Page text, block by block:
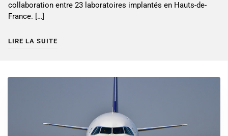
collaboration entre 23 laboratoires implantés en Hauts-de-
France. […]
LIRE LA SUITE